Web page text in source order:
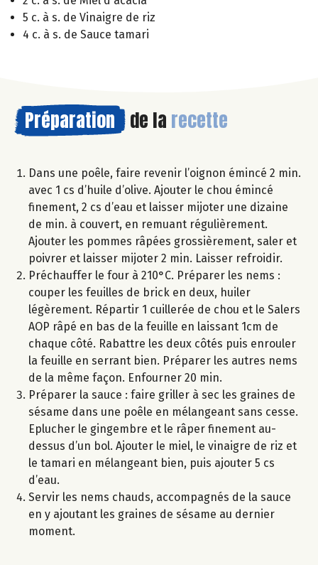
5 c. à s. de Vinaigre de riz
4 c. à s. de Sauce tamari
Préparation de la recette
Dans une poêle, faire revenir l’oignon émincé 2 min.
avec 1 cs d’huile d’olive. Ajouter le chou émincé
finement, 2 cs d’eau et laisser mijoter une dizaine
de min. à couvert, en remuant régulièrement.
Ajouter les pommes râpées grossièrement, saler et
poivrer et laisser mijoter 2 min. Laisser refroidir.
Préchauffer le four à 210°C. Préparer les nems :
couper les feuilles de brick en deux, huiler
légèrement. Répartir 1 cuillerée de chou et le Salers
AOP râpé en bas de la feuille en laissant 1cm de
chaque côté. Rabattre les deux côtés puis enrouler
la feuille en serrant bien. Préparer les autres nems
de la même façon. Enfourner 20 min.
Préparer la sauce : faire griller à sec les graines de
sésame dans une poêle en mélangeant sans cesse.
Eplucher le gingembre et le râper finement au-
dessus d’un bol. Ajouter le miel, le vinaigre de riz et
le tamari en mélangeant bien, puis ajouter 5 cs
d’eau.
Servir les nems chauds, accompagnés de la sauce
en y ajoutant les graines de sésame au dernier
moment.